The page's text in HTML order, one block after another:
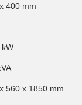
400 mm
560 x 1850 mm